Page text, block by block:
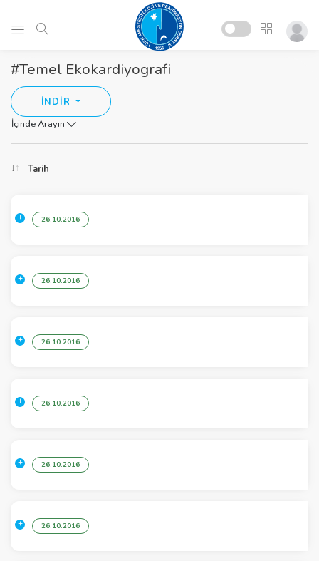
#Temel Ekokardiyografi
İNDİR
İçinde Arayın
Tarih
26.10.2016
26.10.2016
26.10.2016
26.10.2016
26.10.2016
26.10.2016